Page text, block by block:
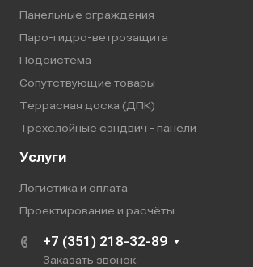
Панельные ограждения
Паро-гидро-ветрозащита
Подсистема
Сопутствующие товары
Террасная доска (ДПК)
Трехслойные сэндвич - панели
Услуги
Логистика и оплата
Проектирование и расчёты
+7 (351) 218-32-89
Заказать звонок